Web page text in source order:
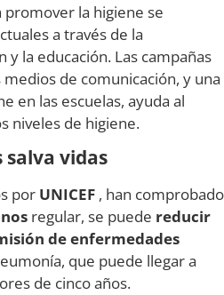
promover la higiene se
a través de la
la educación. Las campañas
de comunicación, y una
en las escuelas, ayuda al
niveles de higiene.
salva vidas
por UNICEF , han comprobado
regular, se puede reducir
de enfermedades
que puede llegar a
de cinco años.